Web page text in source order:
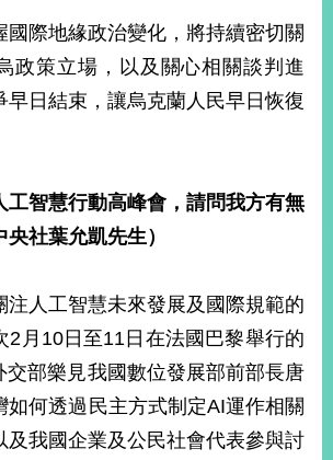
國際地緣政治變化，將持續密切關
政策立場，以及關心相關談判進
早日結束，讓烏克蘭人民早日恢復
工智慧行動高峰會，請問我方有無
社葉允凱先生）
注人工智慧未來發展及國際規範的
2月10日至11日在法國巴黎舉行的
交部樂見我國數位發展部前部長唐
如何透過民主方式制定AI運作相關
及我國企業及公民社會代表參與討